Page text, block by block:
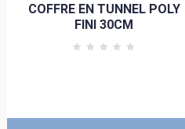
COFFRE EN TUNNEL POLY
FINI 30CM